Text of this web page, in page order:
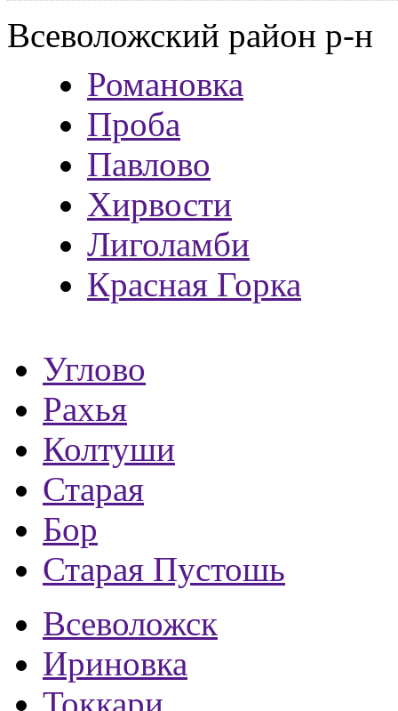
Всеволожский район р-н
Романовка
Проба
Павлово
Хирвости
Лиголамби
Красная Горка
Углово
Рахья
Колтуши
Старая
Бор
Старая Пустошь
Всеволожск
Ириновка
Токкари